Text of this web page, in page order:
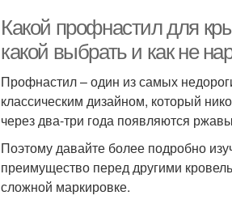
Какой профнастил для
какой выбрать и как не
Профнастил – один из самых
классическим дизайном, который
через два-три года появляются
Поэтому давайте более подробно
преимущество перед другими
сложной маркировке.